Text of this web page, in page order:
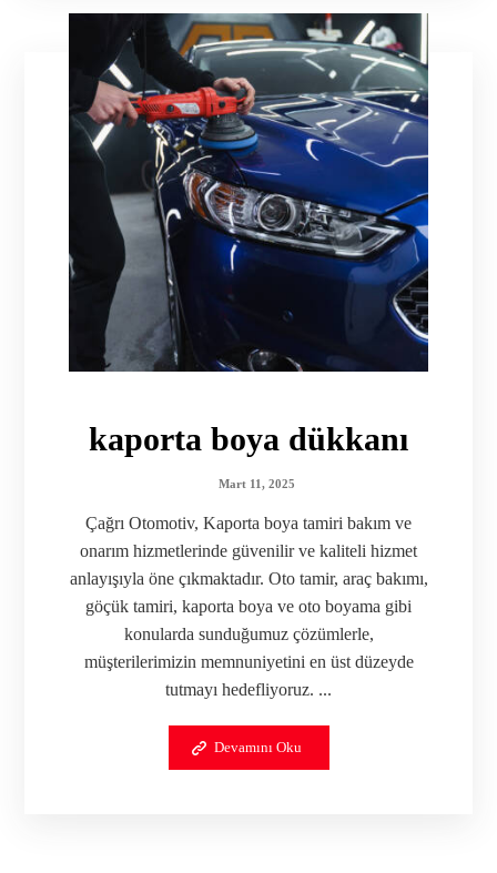
kaporta boya dükkanı
Mart 11, 2025
Çağrı Otomotiv, Kaporta boya tamiri bakım ve
onarım hizmetlerinde güvenilir ve kaliteli hizmet
anlayışıyla öne çıkmaktadır. Oto tamir, araç bakımı,
göçük tamiri, kaporta boya ve oto boyama gibi
konularda sunduğumuz çözümlerle,
müşterilerimizin memnuniyetini en üst düzeyde
tutmayı hedefliyoruz. ...
Devamını Oku